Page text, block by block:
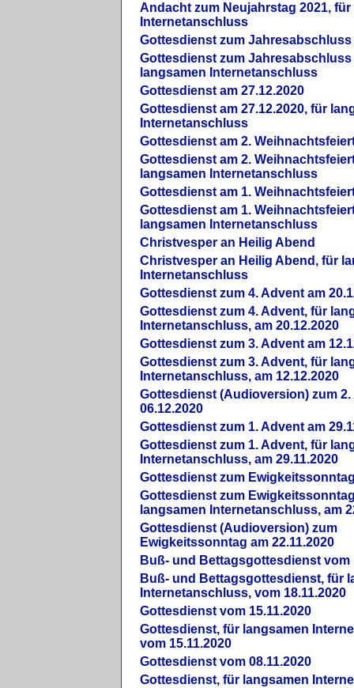
Andacht zum Neujahrstag 2021,
Internetanschluss
Gottesdienst zum Jahresabschluss
Gottesdienst zum Jahresabschluss
langsamen Internetanschluss
Gottesdienst am 27.12.2020
Gottesdienst am 27.12.2020, für
Internetanschluss
Gottesdienst am 2.
Gottesdienst am 2.
langsamen Internetanschluss
Gottesdienst am 1.
Gottesdienst am 1.
langsamen Internetanschluss
Christvesper an Heilig Abend
Christvesper an Heilig Abend, für
Internetanschluss
Gottesdienst zum 4. Advent am
Gottesdienst zum 4. Advent, für
Internetanschluss, am 20.12.2020
Gottesdienst zum 3. Advent am
Gottesdienst zum 3. Advent, für
Internetanschluss, am 12.12.2020
Gottesdienst (Audioversion) zum 2.
06.12.2020
Gottesdienst zum 1. Advent am
Gottesdienst zum 1. Advent, für
Internetanschluss, am 29.11.2020
Gottesdienst zum
Gottesdienst zum
langsamen Internetanschluss, am
Gottesdienst (Audioversion) zum
Ewigkeitssonntag am 22.11.2020
Buß- und Bettagsgottesdienst vom
Buß- und Bettagsgottesdienst, für
Internetanschluss, vom 18.11.2020
Gottesdienst vom 15.11.2020
Gottesdienst, für langsamen
vom 15.11.2020
Gottesdienst vom 08.11.2020
Gottesdienst, für langsamen